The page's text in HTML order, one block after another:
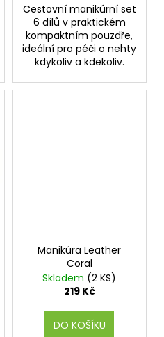
Cestovní manikúrní set
6 dílů v praktickém
kompaktním pouzdře,
ideální pro péči o nehty
kdykoliv a kdekoliv.
Manikúra Leather
Coral
Skladem (2 KS)
219 Kč
DO KOŠÍKU